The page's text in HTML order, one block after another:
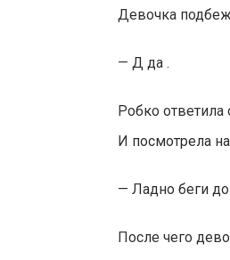
Девочка
— Д да .
Робко ответила
И посмотрела
— Ладно беги
После чего